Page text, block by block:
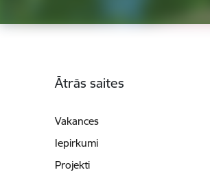
Ātrās saites
Vakances
Iepirkumi
Projekti